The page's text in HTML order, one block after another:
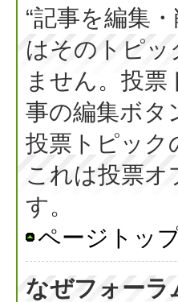
“記事を編集
はそのトピッ
ません。投
事の編集ボタ
投票トピック
これは投票
す。
ページトッ
なぜフォー